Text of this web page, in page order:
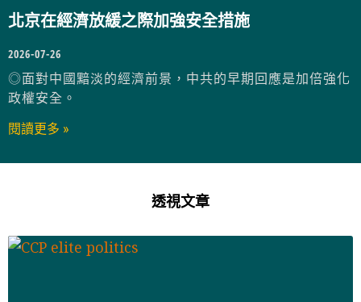
北京在經濟放緩之際加強安全措施
2026-07-26
◎面對中國黯淡的經濟前景，中共的早期回應是加倍強化
政權安全。
閱讀更多 »
透視文章